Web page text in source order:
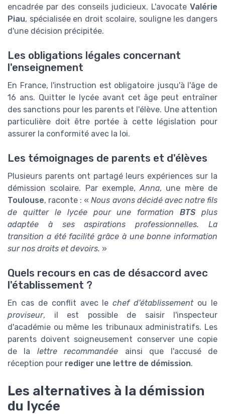
encadrée par des conseils judicieux. L'avocate Valérie
Piau, spécialisée en droit scolaire, souligne les dangers
d'une décision précipitée.
Les obligations légales concernant
l'enseignement
En France, l'instruction est obligatoire jusqu'à l'âge de
16 ans. Quitter le lycée avant cet âge peut entraîner
des sanctions pour les parents et l'élève. Une attention
particulière doit être portée à cette législation pour
assurer la conformité avec la loi.
Les témoignages de parents et d'élèves
Plusieurs parents ont partagé leurs expériences sur la
démission scolaire. Par exemple,Anna, une mère de
Toulouse, raconte : «Nous avons décidé avec notre fils
de quitter le lycée pour une formationBTS plus
adaptée à ses aspirations professionnelles. La
transition a été facilité grâce à une bonne information
sur nos droits et devoirs. »
Quels recours en cas de désaccord avec
l'établissement ?
En cas de conflit avec lechef d'établissementou le
proviseur, il est possible de saisir l'inspecteur
d'académie ou même les tribunaux administratifs. Les
parents doivent soigneusement conserver une copie
de la lettre recommandée ainsi que l'accusé de
réception pour rediger une lettre de démission.
Les alternatives à la démission
du lycée